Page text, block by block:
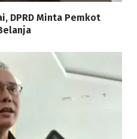
DPRD Minta Pemkot